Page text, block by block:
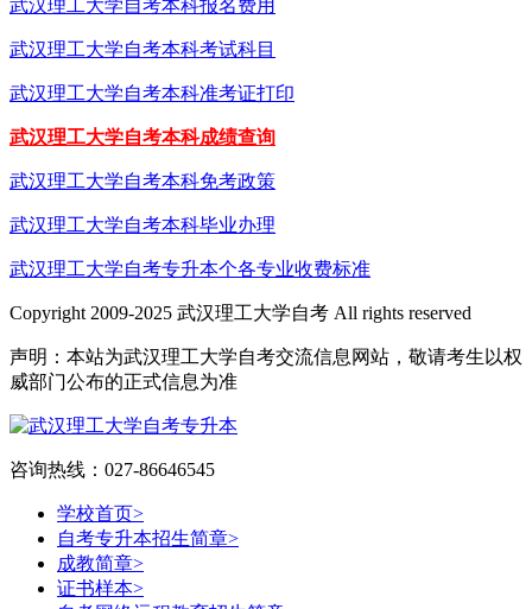
武汉理工大学自考本科报名费用
武汉理工大学自考本科考试科目
武汉理工大学自考本科准考证打印
武汉理工大学自考本科成绩查询
武汉理工大学自考本科免考政策
武汉理工大学自考本科毕业办理
武汉理工大学自考专升本个各专业收费标准
Copyright 2009-2025 武汉理工大学自考 All rights reserved
声明：本站为武汉理工大学自考交流信息网站，敬请考生以权
威部门公布的正式信息为准
咨询热线：027-86646545
学校首页>
自考专升本招生简章>
成教简章>
证书样本>